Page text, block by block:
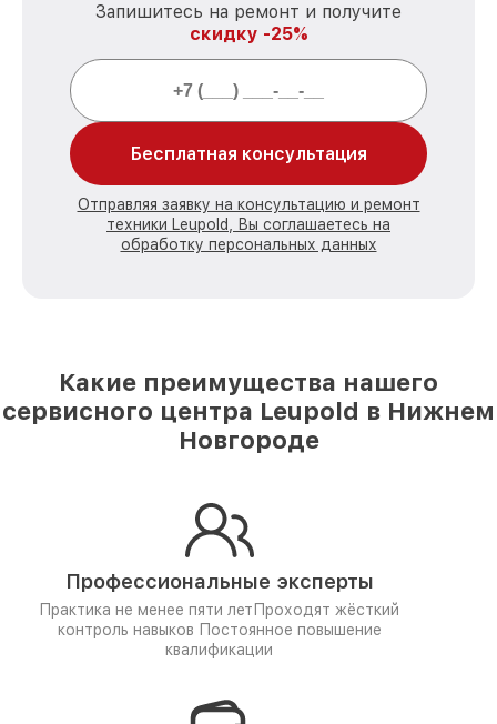
Запишитесь на ремонт и получите
скидку -25%
Бесплатная консультация
Отправляя заявку на консультацию и ремонт
техники Leupold, Вы соглашаетесь на
обработку персональных данных
Какие преимущества нашего
сервисного центра Leupold в Нижнем
Новгороде
Профессиональные эксперты
Практика не менее пяти лет Проходят жёсткий
контроль навыков Постоянное повышение
квалификации